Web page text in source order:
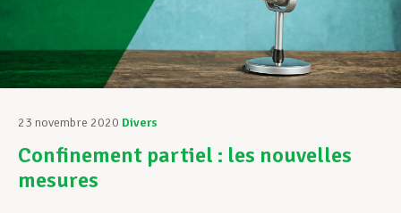
Structures syndicales
Assistance au Travail
Vos droits
23 novembre 2020 Divers
Confinement partiel : les nouvelles
mesures